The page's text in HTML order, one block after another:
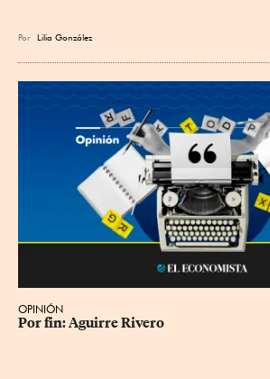
Por Lilia González
OPINIÓN
Por fin: Aguirre Rivero